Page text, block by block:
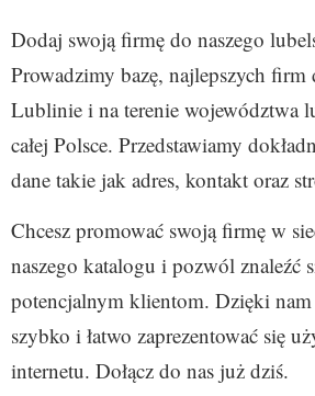
Dodaj swoją firmę do naszego
Prowadzimy bazę, najlepszych firm
Lublinie i na terenie województwa
całej Polsce. Przedstawiamy
dane takie jak adres, kontakt oraz
Chcesz promować swoją firmę w
naszego katalogu i pozwól znaleźć
potencjalnym klientom. Dzięki nam
szybko i łatwo zaprezentować się
internetu. Dołącz do nas już dziś.